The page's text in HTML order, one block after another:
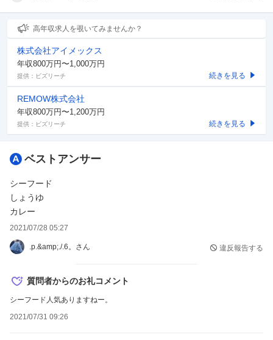
高年収求人を覗いてみませんか？
株式会社アイメックス
年収800万円〜1,000万円
提供：ビズリーチ 続きを見る
REMOW株式会社
年収800万円〜1,200万円
提供：ビズリーチ 続きを見る
ベストアンサー
シーフード
しょうゆ
カレー
2021/07/28 05:27
.p.&amp;./.6。さん 違反報告する
質問者からのお礼コメント
シーフード人気ありますねー。
2021/07/31 09:26